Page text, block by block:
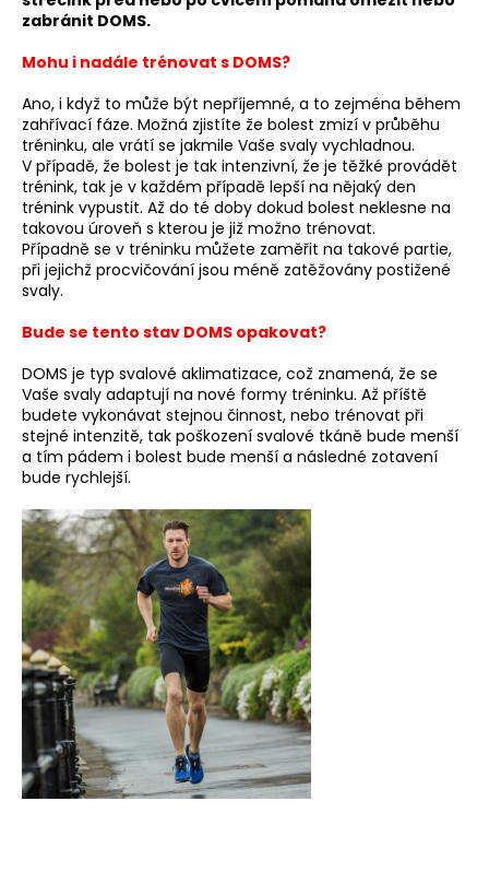
zabránit DOMS.
Mohu i nadále trénovat s DOMS?
Ano, i když to může být nepříjemné, a to zejména během
zahřívací fáze. Možná zjistíte že bolest zmizí v průběhu
tréninku, ale vrátí se jakmile Vaše svaly vychladnou.
V případě, že bolest je tak intenzivní, že je těžké provádět
trénink, tak je v každém případě lepší na nějaký den
trénink vypustit. Až do té doby dokud bolest neklesne na
takovou úroveň s kterou je již možno trénovat.
Případně se v tréninku můžete zaměřit na takové partie,
při jejichž procvičování jsou méně zatěžovány postižené
svaly.
Bude se tento stav DOMS opakovat?
DOMS je typ svalové aklimatizace, což znamená, že se
Vaše svaly adaptují na nové formy tréninku. Až příště
budete vykonávat stejnou činnost, nebo trénovat při
stejné intenzitě, tak poškození svalové tkáně bude menší
a tím pádem i bolest bude menší a následné zotavení
bude rychlejší.